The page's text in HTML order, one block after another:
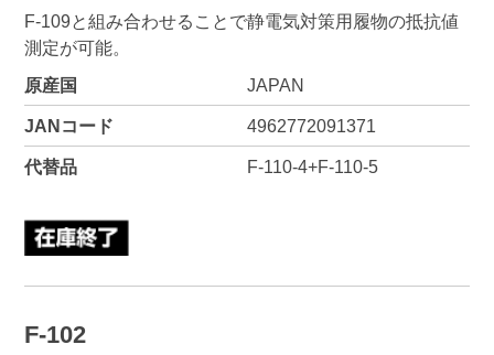
F-109と組み合わせることで静電気対策用履物の抵抗値
測定が可能。
原産国
JAPAN
JANコード 4962772091371
代替品 F-110-4+F-110-5
F-102